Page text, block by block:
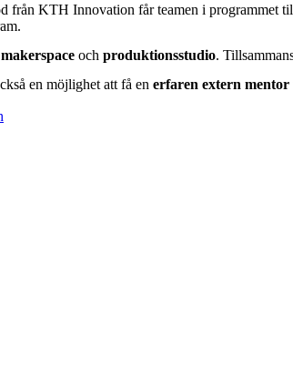
från KTH Innovation får teamen i programmet
makerspace och produktionsstudio.
en möjlighet att få en erfaren extern mentor